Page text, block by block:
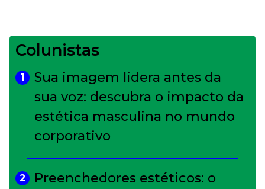
Colunistas
1
Sua imagem lidera antes da
sua voz: descubra o impacto da
estética masculina no mundo
corporativo
2
Preenchedores estéticos: o